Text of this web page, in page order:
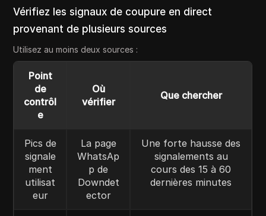
Vérifiez les signaux de coupure en direct
provenant de plusieurs sources
Utilisez au moins deux sources :
Point
de
contrôl
e
Où
vérifier
Que chercher
Pics de
signale
ment
utilisat
eur
La page
WhatsAp
p de
Downdet
ector
Une forte hausse des
signalements au
cours des 15 à 60
dernières minutes